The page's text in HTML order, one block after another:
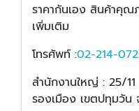
ราคากันเอง สินค้าคุณ
เพิ่มเติม
โทรศัพท์ :02-214-
สำนักงานใหญ่ : 25/
รองเมือง เขตปทุมวัน